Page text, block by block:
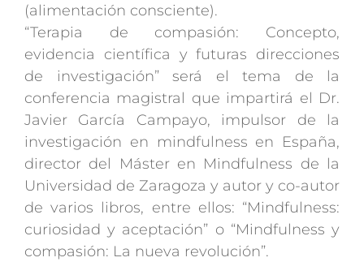
(alimentación consciente).
“Terapia de compasión: Concepto,
evidencia científica y futuras direcciones
de investigación” será el tema de la
conferencia magistral que impartirá el Dr.
Javier García Campayo, impulsor de la
investigación en mindfulness en España,
director del Máster en Mindfulness de la
Universidad de Zaragoza y autor y co-autor
de varios libros, entre ellos: “Mindfulness:
curiosidad y aceptación” o “Mindfulness y
compasión: La nueva revolución”.